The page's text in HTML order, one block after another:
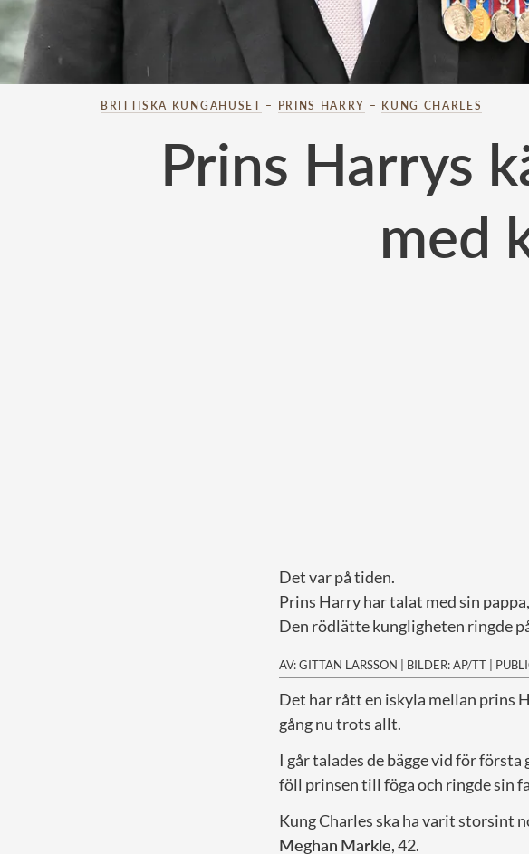
BRITTISKA KUNGAHUSET – PRINS HARRY – KUNG CHARLES
Prins Harrys
med
Det var på tiden.
Prins Harry har talat med sin
Den rödlätte kungligheten ringde
AV: GITTAN LARSSON | BILDER: AP/TT |
Det har rått en iskyla mellan prins
gång nu trots allt.
I går talades de bägge vid för första
föll prinsen till föga och ringde sin
Kung Charles ska ha varit storsint
Meghan Markle, 42.